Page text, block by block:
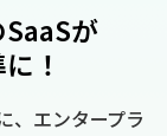
が
！
、エンタープラ